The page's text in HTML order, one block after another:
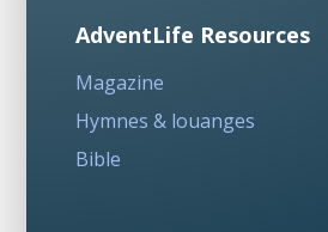
AdventLife Resources
Magazine
Hymnes & louanges
Bible